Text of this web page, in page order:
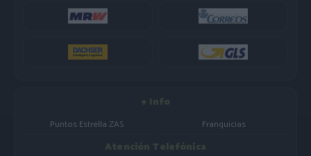
+ Info
Puntos Estrella ZAS Franquicias
Atención Telefónica